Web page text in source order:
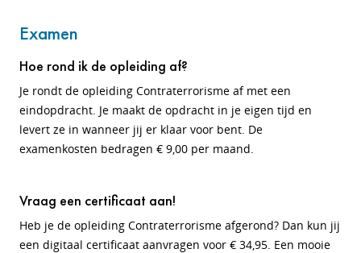
Examen
Hoe rond ik de opleiding af?
Je rondt de opleiding Contraterrorisme af met een
eindopdracht. Je maakt de opdracht in je eigen tijd en
levert ze in wanneer jij er klaar voor bent. De
examenkosten bedragen € 9,00 per maand.
Vraag een certificaat aan!
Heb je de opleiding Contraterrorisme afgerond? Dan kun jij
een digitaal certificaat aanvragen voor € 34,95. Een mooie